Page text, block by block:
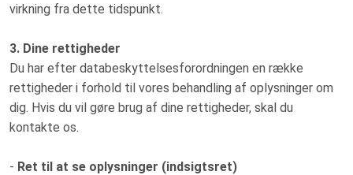
virkning fra dette tidspunkt.
3. Dine rettigheder
Du har efter databeskyttelsesforordningen en række
rettigheder i forhold til vores behandling af oplysninger om
dig. Hvis du vil gøre brug af dine rettigheder, skal du
kontakte os.
- Ret til at se oplysninger (indsigtsret)